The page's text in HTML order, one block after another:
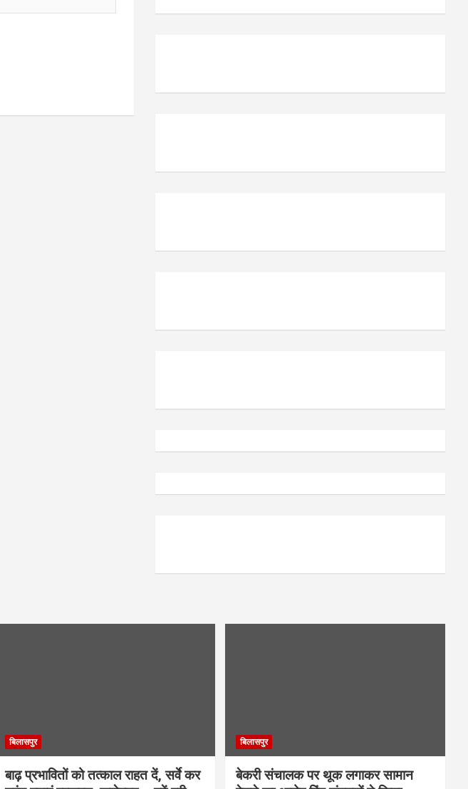
बिलासपुर
बाढ़ प्रभावितों को तत्काल राहत दें, सर्वे कर
बिलासपुर
बेकरी संचालक पर थूक लगाकर सामान